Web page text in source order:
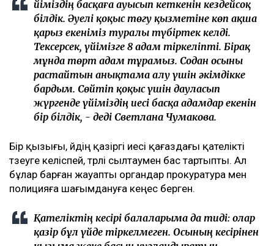
Үйіміздің басқаға ауысып кеткенін кездейсоқ
білдік. Әуелі қоқыс төгу қызметіне көп ақша
қарыз екеніміз туралы түбіртек келді.
Тексерсек, үйімізге 8 адам тіркеліпті. Бірақ
мұнда төрт адам тұрамыз. Содан осыны
растайтын анықтама алу үшін әкімдікке
бардым. Сөйтіп қоқыс үшін дауласып
жүргенде үйіміздің иесі басқа адамдар екенін
бір білдік, - деді Светлана Чумакова.
Бір қызығы, үйдің қазіргі иесі қағаздағы қателікті
түзеуге келіспей, түрлі сылтаумен бас тартыпты. Ал
бұлар барған жауапты органдар прокуратура мен
полицияға шағымдануға кеңес берген.
Қателіктің кесірі балаларыма да тиді: олар
қазір бұл үйде тіркелмеген. Осының кесірінен